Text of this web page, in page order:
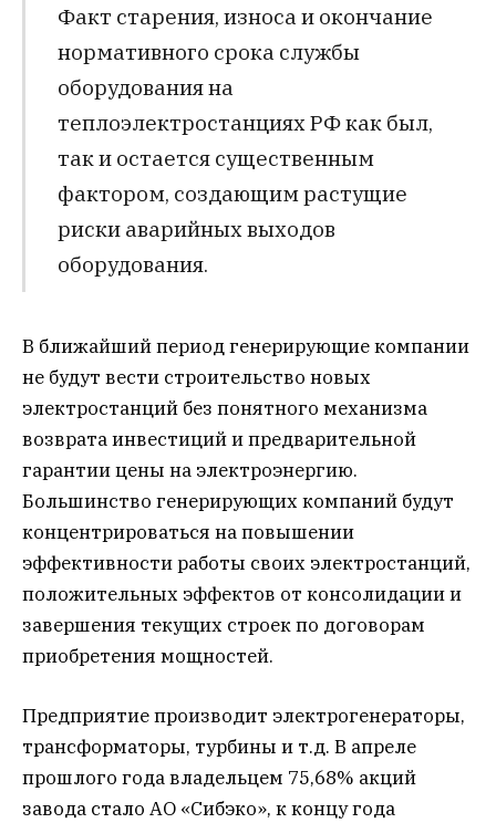
Факт старения, износа и окончание
нормативного срока службы
оборудования на
теплоэлектростанциях РФ как был,
так и остается существенным
фактором, создающим растущие
риски аварийных выходов
оборудования.
В ближайший период генерирующие компании
не будут вести строительство новых
электростанций без понятного механизма
возврата инвестиций и предварительной
гарантии цены на электроэнергию.
Большинство генерирующих компаний будут
концентрироваться на повышении
эффективности работы своих электростанций,
положительных эффектов от консолидации и
завершения текущих строек по договорам
приобретения мощностей.
Предприятие производит электрогенераторы,
трансформаторы, турбины и т.д. В апреле
прошлого года владельцем 75,68% акций
завода стало АО «Сибэко», к концу года